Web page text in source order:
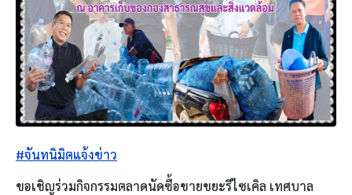
#จันทนิมิตแจ้งข่าว
ขอเชิญร่วมกิจกรรมตลาดนัดซื้อขายขยะรีไซเคิล เทศบาล